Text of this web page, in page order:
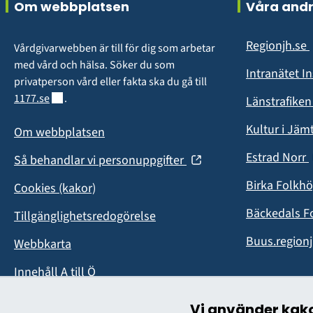
Om webbplatsen
Vårdgivarwebben är till för dig som arbetar
med vård och hälsa. Söker du som
1177.seLänk till annan webbplats.
.
Om webbplatsen
Så behandlar vi personuppgifter (öppnas
Cookies (kakor)
Tillgänglighetsredogörelse
Webbkarta
Innehåll A till Ö
Våra
Regionjh.se
Intranätet
Kultur i
Estrad Norr
Birka
Bäckedals